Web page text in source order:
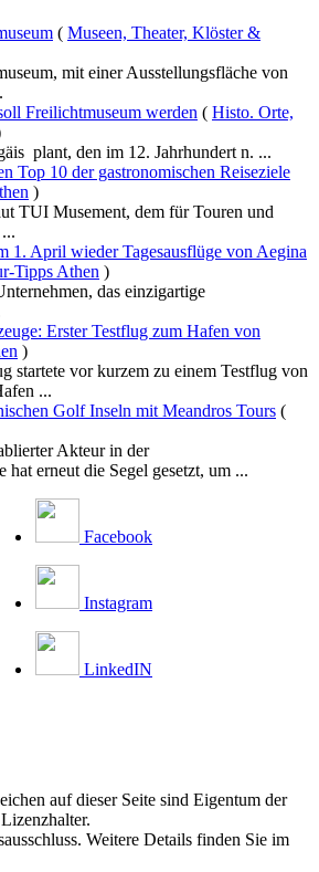
( Museen, Theater, Klöster &
mit einer Ausstellungsfläche von
Freilichtmuseum werden ( Histo. Orte,
plant, den im 12. Jahrhundert n. ...
Top 10 der gastronomischen Reiseziele
)
TUI Musement, dem für Touren und
1. April wieder Tagesausflüge von Aegina
Tipps Athen )
das einzigartige
Erster Testflug zum Hafen von
)
startete vor kurzem zu einem Testflug von
...
Golf Inseln mit Meandros Tours (
Akteur in der
hat erneut die Segel gesetzt, um ...
Facebook
Instagram
LinkedIN
auf dieser Seite sind Eigentum der
Weitere Details finden Sie im